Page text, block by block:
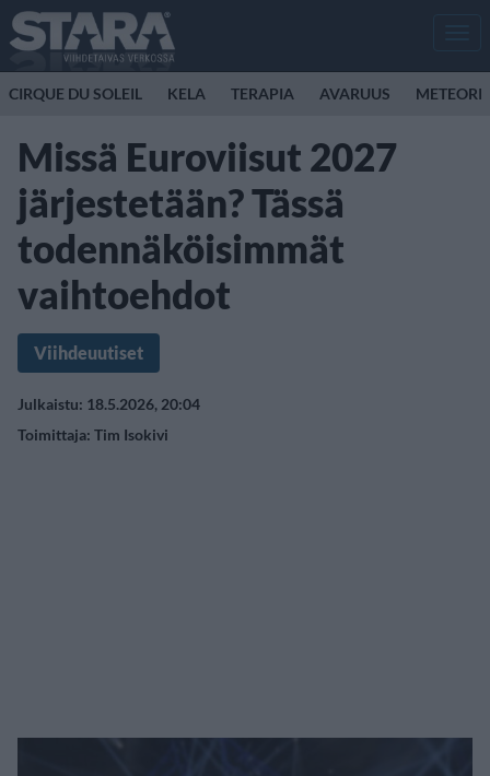
CIRQUE DU SOLEIL KELA TERAPIA AVARUUS METEORI
Missä Euroviisut 2027
järjestetään? Tässä
todennäköisimmät
vaihtoehdot
Viihdeuutiset
Julkaistu: 18.5.2026, 20:04
Toimittaja: Tim Isokivi